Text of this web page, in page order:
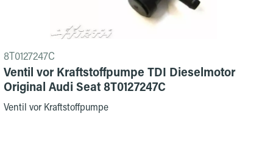
8T0127247C
Ventil vor Kraftstoffpumpe TDI Dieselmotor
Original Audi Seat 8T0127247C
Ventil vor Kraftstoffpumpe